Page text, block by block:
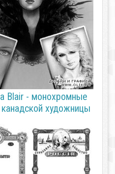
Blair - монохромные
канадской художницы